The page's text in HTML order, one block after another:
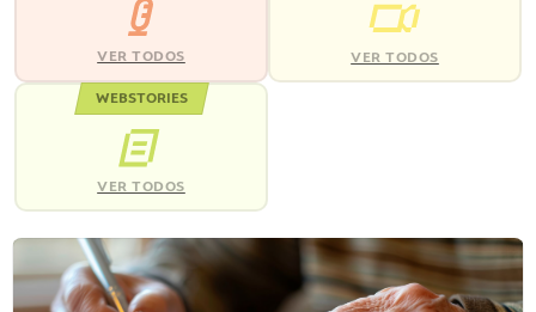
VER TODOS VER TODOS
WEBSTORIES
VER TODOS